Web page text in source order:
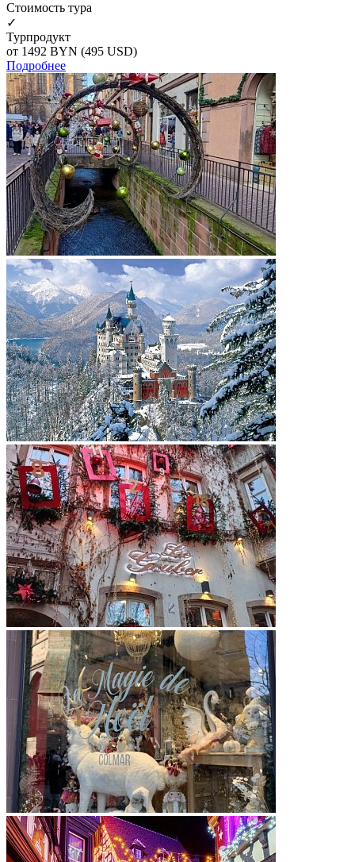
Cтоимость тура
✓
Турпродукт
от 1492 BYN (495 USD)
Подробнее